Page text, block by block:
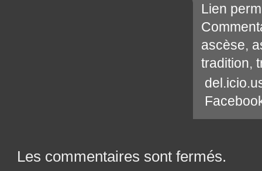
Lien
ascèse,
tradition,
Les commentaires sont fermés.